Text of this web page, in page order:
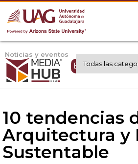
Noticias y eventos
Expertos UAG
10 tendencias
Arquitectura y
Sustentable